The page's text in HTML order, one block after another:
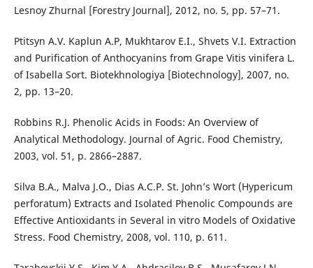
Lesnoy Zhurnal [Forestry Journal], 2012, no. 5, pp. 57–71.
Ptitsyn A.V. Kaplun A.P, Mukhtarov E.I., Shvets V.I. Extraction
and Purification of Anthocyanins from Grape Vitis vinifera L.
of Isabella Sort. Biotekhnologiya [Biotechnology], 2007, no.
2, pp. 13–20.
Robbins R.J. Phenolic Acids in Foods: An Overview of
Analytical Methodology. Journal of Agric. Food Chemistry,
2003, vol. 51, p. 2866–2887.
Silva B.A., Malva J.O., Dias A.C.P. St. John’s Wort (Hypericum
perforatum) Extracts and Isolated Phenolic Compounds are
Effective Antioxidants in Several in vitro Models of Oxidative
Stress. Food Chemistry, 2008, vol. 110, p. 611.